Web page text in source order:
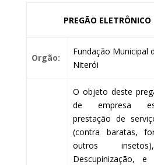
PREGÃO
Orgão:
Fundação Municipal
Niterói
O objeto deste
de empresa
prestação de
(contra baratas,
outros
Descupinização,